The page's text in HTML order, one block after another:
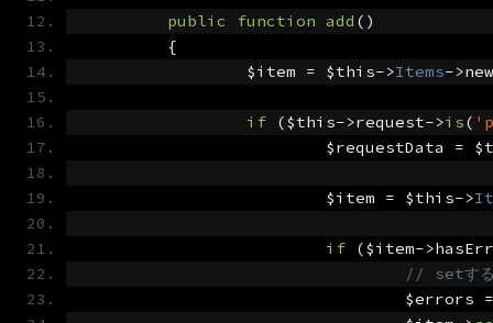
public function add ()
{
		$item
= $this->Items->
if ($this->request->is(
			$requestData
=
			$item
= $this->
if ($item->
// setする
				$errors
=